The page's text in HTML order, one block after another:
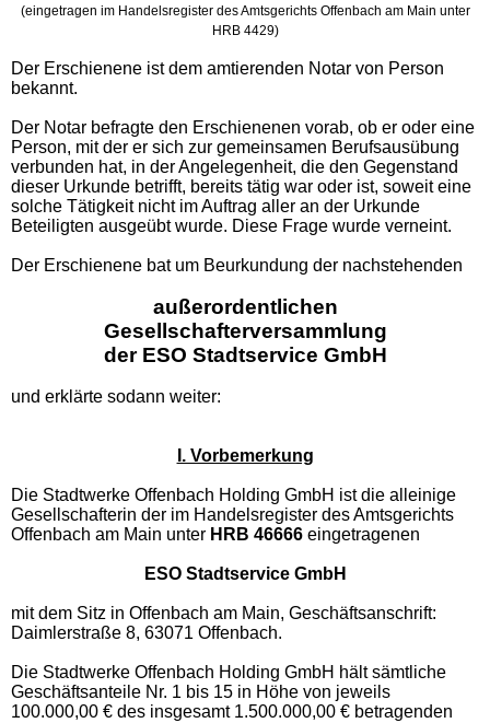
(eingetragen im Handelsregister des Amtsgerichts Offenbach am Main unter
HRB 4429)
Der Erschienene ist dem amtierenden Notar von Person
bekannt.
Der Notar befragte den Erschienenen vorab, ob er oder eine
Person, mit der er sich zur gemeinsamen Berufsausübung
verbunden hat, in der Angelegenheit, die den Gegenstand
dieser Urkunde betrifft, bereits tätig war oder ist, soweit eine
solche Tätigkeit nicht im Auftrag aller an der Urkunde
Beteiligten ausgeübt wurde. Diese Frage wurde verneint.
Der Erschienene bat um Beurkundung der nachstehenden
außerordentlichen
Gesellschafterversammlung
der ESO Stadtservice GmbH
und erklärte sodann weiter:
I. Vorbemerkung
Die Stadtwerke Offenbach Holding GmbH ist die alleinige
Gesellschafterin der im Handelsregister des Amtsgerichts
Offenbach am Main unter HRB 46666 eingetragenen
ESO Stadtservice GmbH
mit dem Sitz in Offenbach am Main, Geschäftsanschrift:
Daimlerstraße 8, 63071 Offenbach.
Die Stadtwerke Offenbach Holding GmbH hält sämtliche
Geschäftsanteile Nr. 1 bis 15 in Höhe von jeweils
100.000,00 € des insgesamt 1.500.000,00 € betragenden